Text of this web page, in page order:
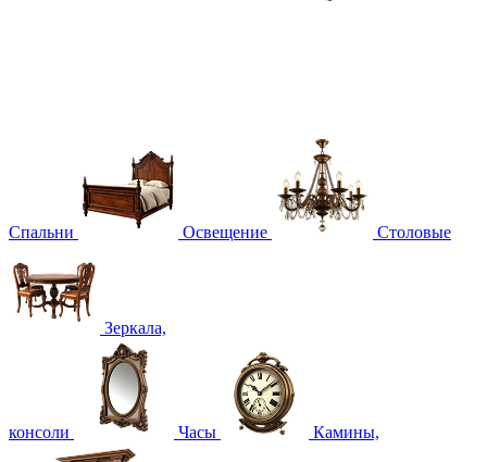
Спальни Освещение Столовые
Зеркала,
консоли Часы Камины,